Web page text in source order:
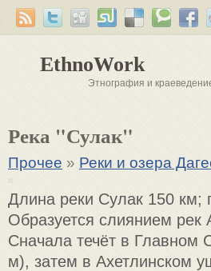
EthnoWork
Этнография и
Река "Сулак"
Прочее » Реки и озера
Длина реки Сулак 150 км;
Образуется слиянием рек
Сначала течёт в Главном
м), затем в Ахетлинском